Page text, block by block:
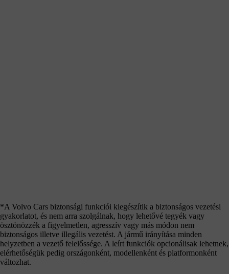
*A Volvo Cars biztonsági funkciói kiegészítik a biztonságos vezetési
gyakorlatot, és nem arra szolgálnak, hogy lehetővé tegyék vagy
ösztönözzék a figyelmetlen, agresszív vagy más módon nem
biztonságos illetve illegális vezetést. A jármű irányítása minden
helyzetben a vezető felelőssége. A leírt funkciók opcionálisak lehetnek,
elérhetőségük pedig országonként, modellenként és platformonként
változhat.